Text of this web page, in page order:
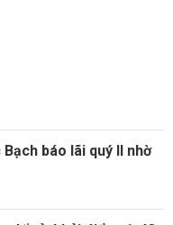
báo lãi quý II nhờ